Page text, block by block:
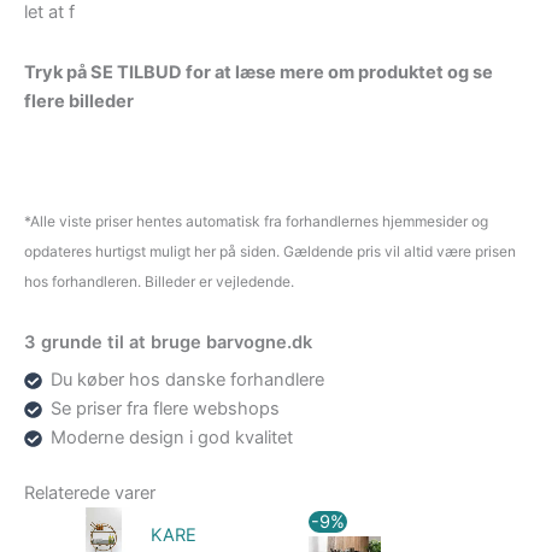
let at f
Tryk på SE TILBUD for at læse mere om produktet og se
flere billeder
*Alle viste priser hentes automatisk fra forhandlernes hjemmesider og
opdateres hurtigst muligt her på siden. Gældende pris vil altid være prisen
hos forhandleren. Billeder er vejledende.
3 grunde til at bruge barvogne.dk
Du køber hos danske forhandlere
Se priser fra flere webshops
Moderne design i god kvalitet
Relaterede varer
KARE
-9%